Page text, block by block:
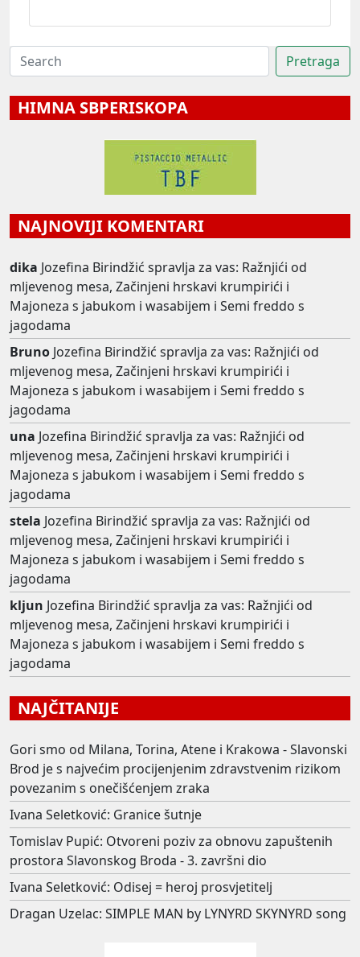
HIMNA SBPERISKOPA
NAJNOVIJI KOMENTARI
dika Jozefina Birindžić spravlja za vas: Ražnjići od
mljevenog mesa, Začinjeni hrskavi krumpirići i
Majoneza s jabukom i wasabijem i Semi freddo s
jagodama
Bruno Jozefina Birindžić spravlja za vas: Ražnjići od
mljevenog mesa, Začinjeni hrskavi krumpirići i
Majoneza s jabukom i wasabijem i Semi freddo s
jagodama
una Jozefina Birindžić spravlja za vas: Ražnjići od
mljevenog mesa, Začinjeni hrskavi krumpirići i
Majoneza s jabukom i wasabijem i Semi freddo s
jagodama
stela Jozefina Birindžić spravlja za vas: Ražnjići od
mljevenog mesa, Začinjeni hrskavi krumpirići i
Majoneza s jabukom i wasabijem i Semi freddo s
jagodama
kljun Jozefina Birindžić spravlja za vas: Ražnjići od
mljevenog mesa, Začinjeni hrskavi krumpirići i
Majoneza s jabukom i wasabijem i Semi freddo s
jagodama
NAJČITANIJE
Gori smo od Milana, Torina, Atene i Krakowa - Slavonski
Brod je s najvećim procijenjenim zdravstvenim rizikom
povezanim s onečišćenjem zraka
Ivana Seletković: Granice šutnje
Tomislav Pupić: Otvoreni poziv za obnovu zapuštenih
prostora Slavonskog Broda - 3. završni dio
Ivana Seletković: Odisej = heroj prosvjetitelj
Dragan Uzelac: SIMPLE MAN by LYNYRD SKYNYRD song